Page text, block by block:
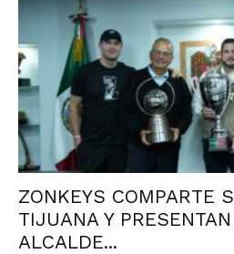
ZONKEYS COMPARTE
TIJUANA Y
ALCALDE...